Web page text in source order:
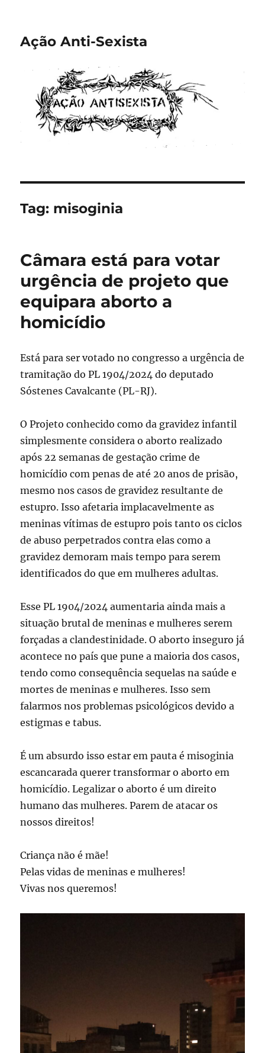
Ação Anti-Sexista
Tag: misoginia
Câmara está para votar
urgência de projeto que
equipara aborto a
homicídio
Está para ser votado no congresso a urgência de
tramitação do PL 1904/2024 do deputado
Sóstenes Cavalcante (PL-RJ).
O Projeto conhecido como da gravidez infantil
simplesmente considera o aborto realizado
após 22 semanas de gestação crime de
homicídio com penas de até 20 anos de prisão,
mesmo nos casos de gravidez resultante de
estupro. Isso afetaria implacavelmente as
meninas vítimas de estupro pois tanto os ciclos
de abuso perpetrados contra elas como a
gravidez demoram mais tempo para serem
identificados do que em mulheres adultas.
Esse PL 1904/2024 aumentaria ainda mais a
situação brutal de meninas e mulheres serem
forçadas a clandestinidade. O aborto inseguro já
acontece no país que pune a maioria dos casos,
tendo como consequência sequelas na saúde e
mortes de meninas e mulheres. Isso sem
falarmos nos problemas psicológicos devido a
estigmas e tabus.
É um absurdo isso estar em pauta é misoginia
escancarada querer transformar o aborto em
homicídio. Legalizar o aborto é um direito
humano das mulheres. Parem de atacar os
nossos direitos!
Criança não é mãe!
Pelas vidas de meninas e mulheres!
Vivas nos queremos!